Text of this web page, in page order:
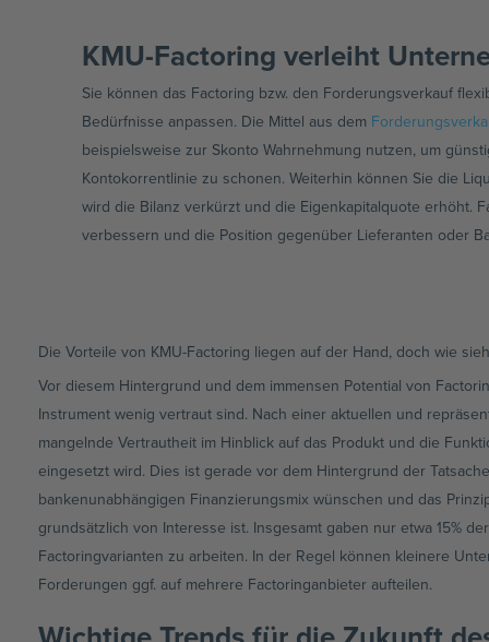
KMU-Factoring verleiht
Sie können das Factoring bzw. den Forderungsverkauf
Bedürfnisse anpassen. Die Mittel aus dem
beispielsweise zur Skonto Wahrnehmung nutzen, um
Kontokorrentlinie zu schonen. Weiterhin können Sie die
wird die Bilanz verkürzt und die Eigenkapitalquote erhöht.
verbessern und die Position gegenüber Lieferanten oder
Die Vorteile von KMU-Factoring liegen auf der Hand, doch wie
Vor diesem Hintergrund und dem immensen Potential von
Instrument wenig vertraut sind. Nach einer aktuellen und
mangelnde Vertrautheit im Hinblick auf das Produkt und die
eingesetzt wird. Dies ist gerade vor dem Hintergrund der
bankenunabhängigen Finanzierungsmix wünschen und das
grundsätzlich von Interesse ist. Insgesamt gaben nur etwa 15%
Factoringvarianten zu arbeiten. In der Regel können kleinere
Forderungen ggf. auf mehrere Factoringanbieter aufteilen.